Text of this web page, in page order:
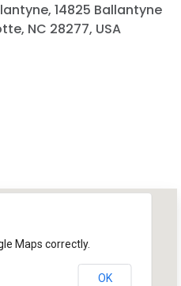
14825 Ballantyne
NC 28277, USA
Maps correctly.
OK